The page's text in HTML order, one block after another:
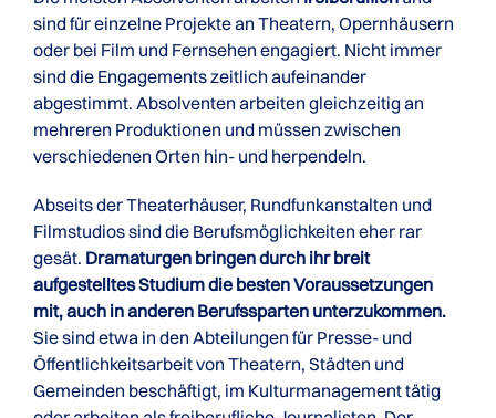
sind für einzelne Projekte an Theatern, Opernhäusern
oder bei Film und Fernsehen engagiert. Nicht immer
sind die Engagements zeitlich aufeinander
abgestimmt. Absolventen arbeiten gleichzeitig an
mehreren Produktionen und müssen zwischen
verschiedenen Orten hin- und herpendeln.
Abseits der Theaterhäuser, Rundfunkanstalten und
Filmstudios sind die Berufsmöglichkeiten eher rar
gesät. Dramaturgen bringen durch ihr breit
aufgestelltes Studium die besten Voraussetzungen
mit, auch in anderen Berufssparten unterzukommen.
Sie sind etwa in den Abteilungen für Presse- und
Öffentlichkeitsarbeit von Theatern, Städten und
Gemeinden beschäftigt, im Kulturmanagement tätig